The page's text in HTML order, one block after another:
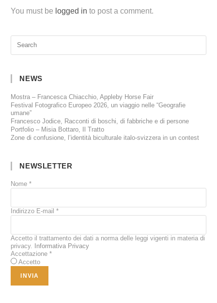
You must be logged in to post a comment.
NEWS
Mostra – Francesca Chiacchio, Appleby Horse Fair
Festival Fotografico Europeo 2026, un viaggio nelle “Geografie
umane”
Francesco Jodice, Racconti di boschi, di fabbriche e di persone
Portfolio – Misia Bottaro, Il Tratto
Zone di confusione, l’identità biculturale italo-svizzera in un contest
NEWSLETTER
Nome*
Indirizzo E-mail*
Accetto il trattamento dei dati a norma delle leggi vigenti in materia di
privacy.
Informativa Privacy
Accettazione*
Accetto